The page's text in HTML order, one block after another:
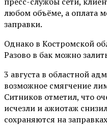
любом объёме, а оплата
заправки.
Однако в Костромской
Разово в бак можно
3 августа в областной
возможное смягчение
Ситников отметил, что
исчезли и ажиотаж
сохраняются на